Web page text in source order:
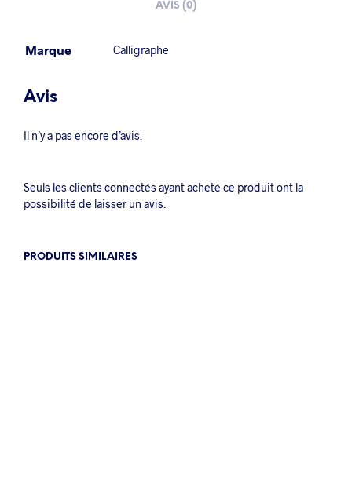
AVIS (0)
Marque Calligraphe
Avis
Il n’y a pas encore d’avis.
Seuls les clients connectés ayant acheté ce produit ont la
possibilité de laisser un avis.
PRODUITS SIMILAIRES